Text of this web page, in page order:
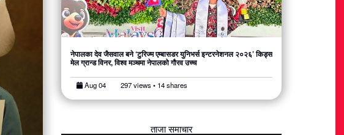
नेपालका देव जैसवाल बने ‘टुरिज्म एम्बासडर युनिभर्स इन्टरनेशनल २०२६’ किड्स
मेल ग्रान्ड विनर, विश्व मञ्चमा नेपालको गौरव उच्च
Aug 04 297 views • 14 shares
ताजा समाचार